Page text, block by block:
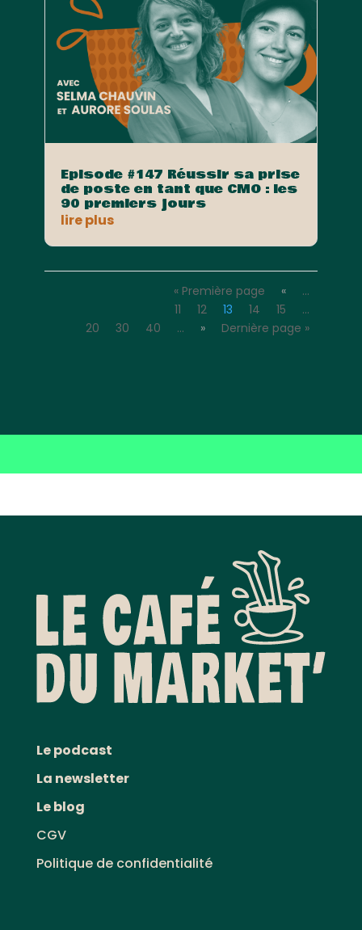
Episode #147 Réussir sa prise
de poste en tant que CMO : les
90 premiers jours
lire plus
« Première page «
…
11
12 13 14 15
…
20
30 40 … » Dernière page »
Le podcast
La newsletter
Le blog
CGV
Politique de confidentialité